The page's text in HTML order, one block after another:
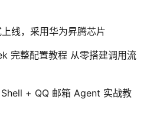
线，采用华为昇腾芯片
完整配置教程 从零搭建调用流
+ QQ 邮箱 Agent 实战教